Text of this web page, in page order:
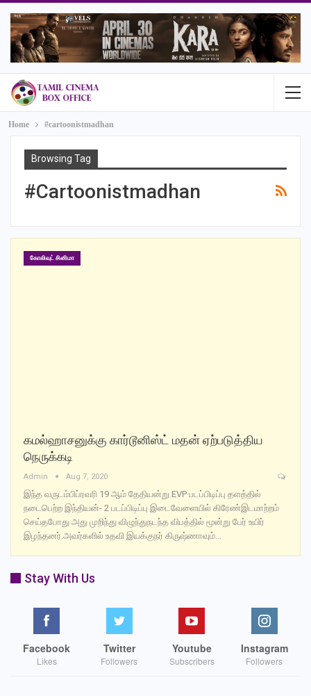
Home #cartoonistmadhan
Browsing Tag
#cartoonistmadhan
கோலிவுட் சினிமா
கமல்ஹாசனுக்கு கார்டூனிஸ்ட் மதன் ஏற்படுத்திய
நெருக்கடி
Admin Aug 7, 2020
இந்த வருடம்பிப்ரவரி 19 ஆம் தேதியன்று EVP படப்பிடிப்பு தளத்தில்
நடைபெற்ற இந்தியன்- 2 படப்பிடிப்பு இடைவேளையில் கிரேண்இடமாற்றம்
செய்தபோது அது முறிந்து விழுந்துநடந்த விபத்தில் மூன்று பேர் உயிர்
இழந்தனர்.அவர்களில் உதவி இயக்குநர் கிருஷ்ணாவும்…
Stay With Us
Facebook
Likes
Twitter
Followers
Youtube
Subscribers
Instagram
Followers